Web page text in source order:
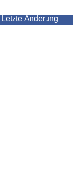
Letzte Änderung